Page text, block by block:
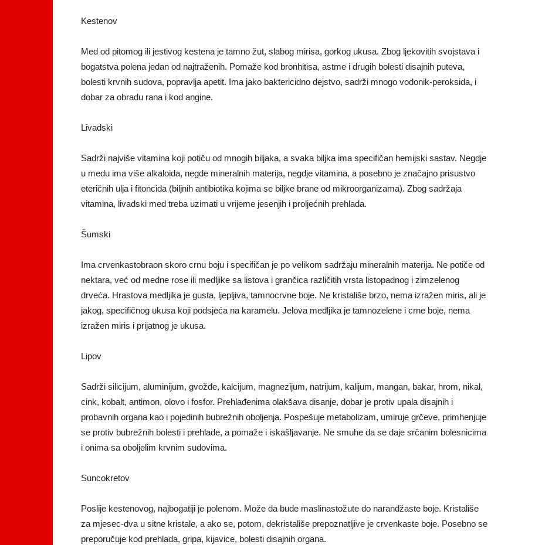
Kestenov
Med od pitomog ili jestivog kestena je tamno žut, slabog mirisa, gorkog ukusa. Zbog ljekovitih svojstava i
bogatstva polena jedan od najtraženih. Pomaže kod bronhitisa, astme i drugih bolesti disajnih puteva,
bolesti krvnih sudova, popravlja apetit. Ima jako baktericidno dejstvo, sadrži mnogo vodonik-peroksida, i
dobar za obradu rana i kod angine.
Livadski
Sadrži najviše vitamina koji potiču od mnogih biljaka, a svaka biljka ima specifičan hemijski sastav. Negdje
u medu ima više alkaloida, negde mineralnih materija, negdje vitamina, a posebno je značajno prisustvo
eteričnih ulja i fitoncida (biljnih antibiotika kojima se biljke brane od mikroorganizama). Zbog sadržaja
vitamina, livadski med treba uzimati u vrijeme jesenjih i proljećnih prehlada.
Šumski
Ima crvenkastobraon skoro crnu boju i specifičan je po velikom sadržaju mineralnih materija. Ne potiče od
nektara, već od medne rose ili medljike sa listova i grančica različitih vrsta listopadnog i zimzelenog
drveća. Hrastova medljika je gusta, ljepljiva, tamnocrvne boje. Ne kristališe brzo, nema izražen miris, ali je
jakog, specifičnog ukusa koji podsjeća na karamelu. Jelova medljika je tamnozelene i crne boje, nema
izražen miris i prijatnog je ukusa.
Lipov
Sadrži silicijum, aluminijum, gvožđe, kalcijum, magnezijum, natrijum, kalijum, mangan, bakar, hrom, nikal,
cink, kobalt, antimon, olovo i fosfor. Prehlađenima olakšava disanje, dobar je protiv upala disajnih i
probavnih organa kao i pojedinih bubrežnih oboljenja. Pospešuje metabolizam, umiruje grčeve, primhenjuje
se protiv bubrežnih bolesti i prehlade, a pomaže i iskašljavanje. Ne smuhe da se daje srčanim bolesnicima
i onima sa oboljelim krvnim sudovima.
Suncokretov
Poslije kestenovog, najbogatiji je polenom. Može da bude maslinastožute do narandžaste boje. Kristališe
za mjesec-dva u sitne kristale, a ako se, potom, dekristališe prepoznatljive je crvenkaste boje. Posebno se
preporučuje kod prehlada, gripa, kijavice, bolesti disajnih organa.